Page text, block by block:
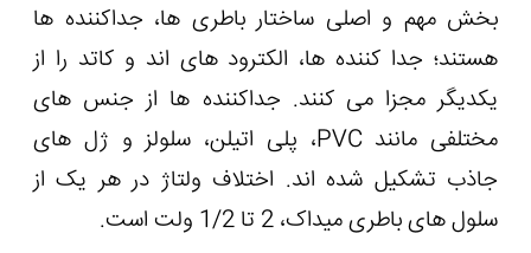
بخش مهم و اصلی ساختار باطری ها، جداکننده ها
هستند؛ جدا کننده ها، الکترود های اند و کاتد را از
یکدیگر مجزا می کنند. جداکننده ها از جنس های
مختلفی مانند PVC، پلی اتیلن، سلولز و ژل های
جاذب تشکیل شده اند. اختلاف ولتاژ در هر یک از
سلول های باطری میداک، 2 تا 1/2 ولت است.